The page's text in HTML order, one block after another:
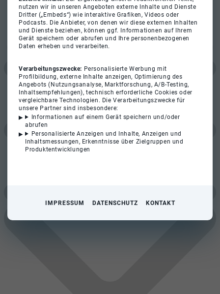
nutzen wir in unseren Angeboten externe Inhalte und Dienste
Dritter („Embeds“) wie interaktive Grafiken, Videos oder
Podcasts. Die Anbieter, von denen wir diese externen Inhalten
und Dienste beziehen, können ggf. Informationen auf Ihrem
Gerät speichern oder abrufen und Ihre personenbezogenen
Daten erheben und verarbeiten.
Verarbeitungszwecke: Personalisierte Werbung mit
Profilbildung, externe Inhalte anzeigen, Optimierung des
Angebots (Nutzungsanalyse, Marktforschung, A/B-Testing,
Inhaltsempfehlungen), technisch erforderliche Cookies oder
vergleichbare Technologien. Die Verarbeitungszwecke für
unsere Partner sind insbesondere:
Informationen auf einem Gerät speichern und/oder
abrufen
Personalisierte Anzeigen und Inhalte, Anzeigen und
Inhaltsmessungen, Erkenntnisse über Zielgruppen und
Produktentwicklungen
IMPRESSUM DATENSCHUTZ KONTAKT